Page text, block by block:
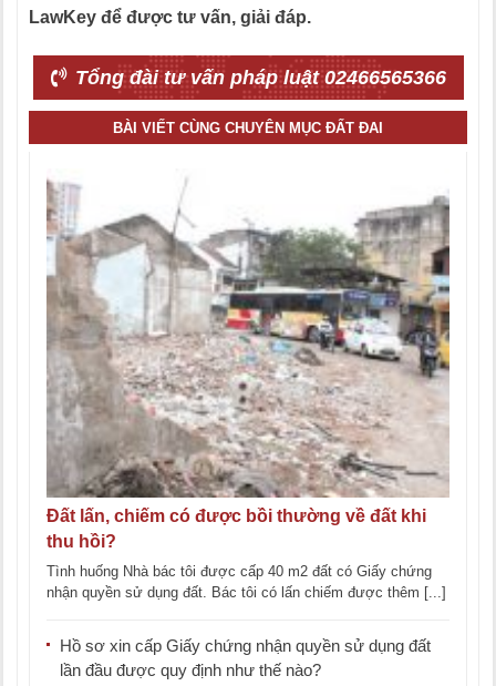
LawKey để được tư vấn, giải đáp.
Tổng đài tư vấn pháp luật 02466565366
BÀI VIẾT CÙNG CHUYÊN MỤC ĐẤT ĐAI
Đất lấn, chiếm có được bồi thường về đất khi
thu hồi?
Tình huống Nhà bác tôi được cấp 40 m2 đất có Giấy chứng
nhận quyền sử dụng đất. Bác tôi có lấn chiếm được thêm [...]
Hồ sơ xin cấp Giấy chứng nhận quyền sử dụng đất
lần đầu được quy định như thế nào?